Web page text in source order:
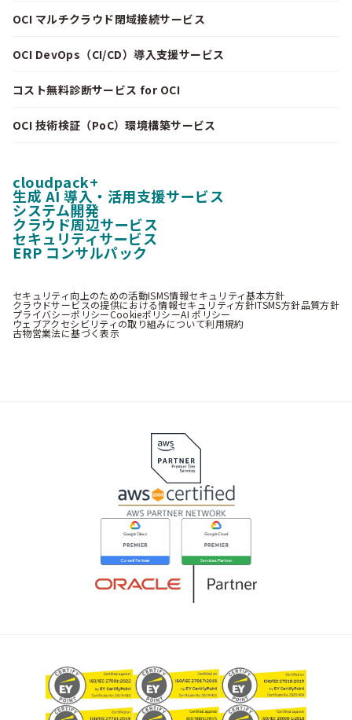
OCI マルチクラウド閉域接続サービス
OCI DevOps（CI/CD）導入支援サービス
コスト無料診断サービス for OCI
OCI 技術検証（PoC）環境構築サービス
cloudpack+
生成 AI 導入・活用支援サービス
システム開発
クラウド周辺サービス
セキュリティサービス
ERP コンサルパック
セキュリティ向上のための活動ISMS情報セキュリティ基本方針
クラウドサービスの提供における情報セキュリティ方針ITSMS方針品質方針
プライバシーポリシーCookieポリシーAI ポリシー
ウェブアクセシビリティの取り組みについて利用規約
古物営業法に基づく表示